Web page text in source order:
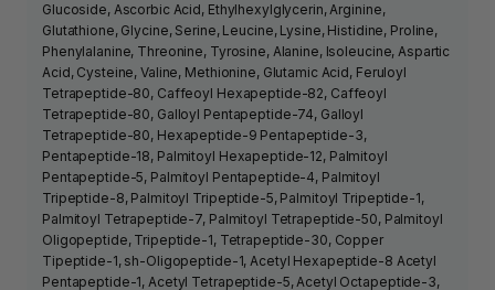
Glucoside, Ascorbic Acid, Ethylhexylglycerin, Arginine,
Glutathione, Glycine, Serine, Leucine, Lysine, Histidine, Proline,
Phenylalanine, Threonine, Tyrosine, Alanine, Isoleucine, Aspartic
Acid, Cysteine, Valine, Methionine, Glutamic Acid, Feruloyl
Tetrapeptide-80, Caffeoyl Hexapeptide-82, Caffeoyl
Tetrapeptide-80, Galloyl Pentapeptide-74, Galloyl
Tetrapeptide-80, Hexapeptide-9 Pentapeptide-3,
Pentapeptide-18, Palmitoyl Hexapeptide-12, Palmitoyl
Pentapeptide-5, Palmitoyl Pentapeptide-4, Palmitoyl
Tripeptide-8, Palmitoyl Tripeptide-5, Palmitoyl Tripeptide-1,
Palmitoyl Tetrapeptide-7, Palmitoyl Tetrapeptide-50, Palmitoyl
Oligopeptide, Tripeptide-1, Tetrapeptide-30, Copper
Tipeptide-1, sh-Oligopeptide-1, Acetyl Hexapeptide-8 Acetyl
Pentapeptide-1, Acetyl Tetrapeptide-5, Acetyl Octapeptide-3,